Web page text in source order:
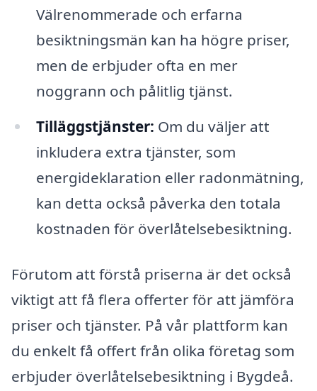
Välrenommerade och erfarna
besiktningsmän kan ha högre priser,
men de erbjuder ofta en mer
noggrann och pålitlig tjänst.
Tilläggstjänster: Om du väljer att
inkludera extra tjänster, som
energideklaration eller radonmätning,
kan detta också påverka den totala
kostnaden för överlåtelsebesiktning.
Förutom att förstå priserna är det också
viktigt att få flera offerter för att jämföra
priser och tjänster. På vår plattform kan
du enkelt få offert från olika företag som
erbjuder överlåtelsebesiktning i Bygdeå.